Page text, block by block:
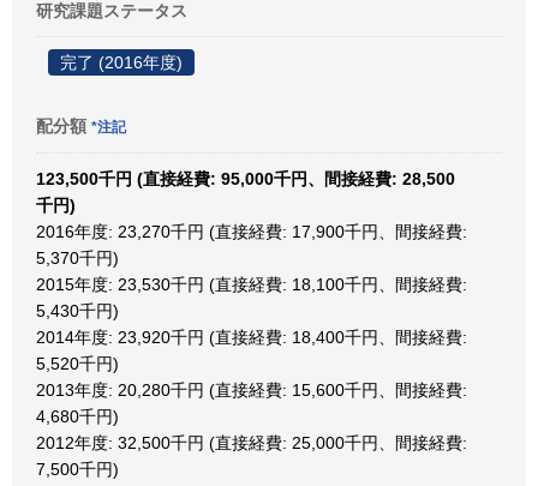
研究課題ステータス
完了 (2016年度)
配分額 *注記
123,500千円 (直接経費: 95,000千円、間接経費: 28,500
千円)
2016年度: 23,270千円 (直接経費: 17,900千円、間接経費:
5,370千円)
2015年度: 23,530千円 (直接経費: 18,100千円、間接経費:
5,430千円)
2014年度: 23,920千円 (直接経費: 18,400千円、間接経費:
5,520千円)
2013年度: 20,280千円 (直接経費: 15,600千円、間接経費:
4,680千円)
2012年度: 32,500千円 (直接経費: 25,000千円、間接経費:
7,500千円)